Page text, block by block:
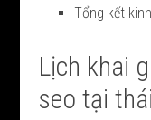
Tổng kết
Lịch khai
seo tại